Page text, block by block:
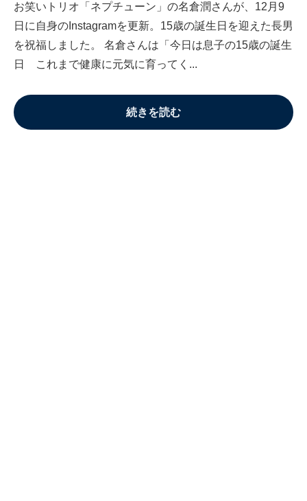
お笑いトリオ「ネプチューン」の名倉潤さんが、12月9
日に自身のInstagramを更新。15歳の誕生日を迎えた長男
を祝福しました。 名倉さんは「今日は息子の15歳の誕生
日 これまで健康に元気に育ってく...
続きを読む